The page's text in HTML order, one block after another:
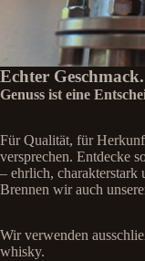
Echter
Genuss ist eine
Für Qualität, für
versprechen. Entdecke
– ehrlich, charakterstark
Brennen wir auch
Wir verwenden
whisky.